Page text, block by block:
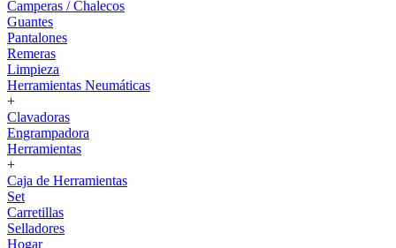
Camperas / Chalecos
Guantes
Pantalones
Remeras
Limpieza
Herramientas Neumáticas
+
Clavadoras
Engrampadora
Herramientas
+
Caja de Herramientas
Set
Carretillas
Selladores
Hogar